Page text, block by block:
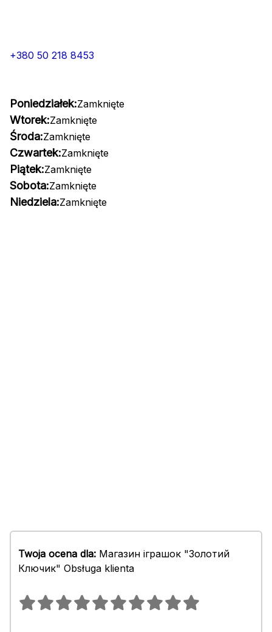
+380 50 218 8453
Poniedziałek:Zamknięte
Wtorek:Zamknięte
Środa:Zamknięte
Czwartek:Zamknięte
Piątek:Zamknięte
Sobota:Zamknięte
Niedziela:Zamknięte
Twoja ocena dla: Магазин іграшок "Золотий
Ключик" Obsługa klienta